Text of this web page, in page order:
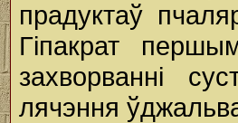
прадуктаў
Гіпакрат
захворванні
лячэння